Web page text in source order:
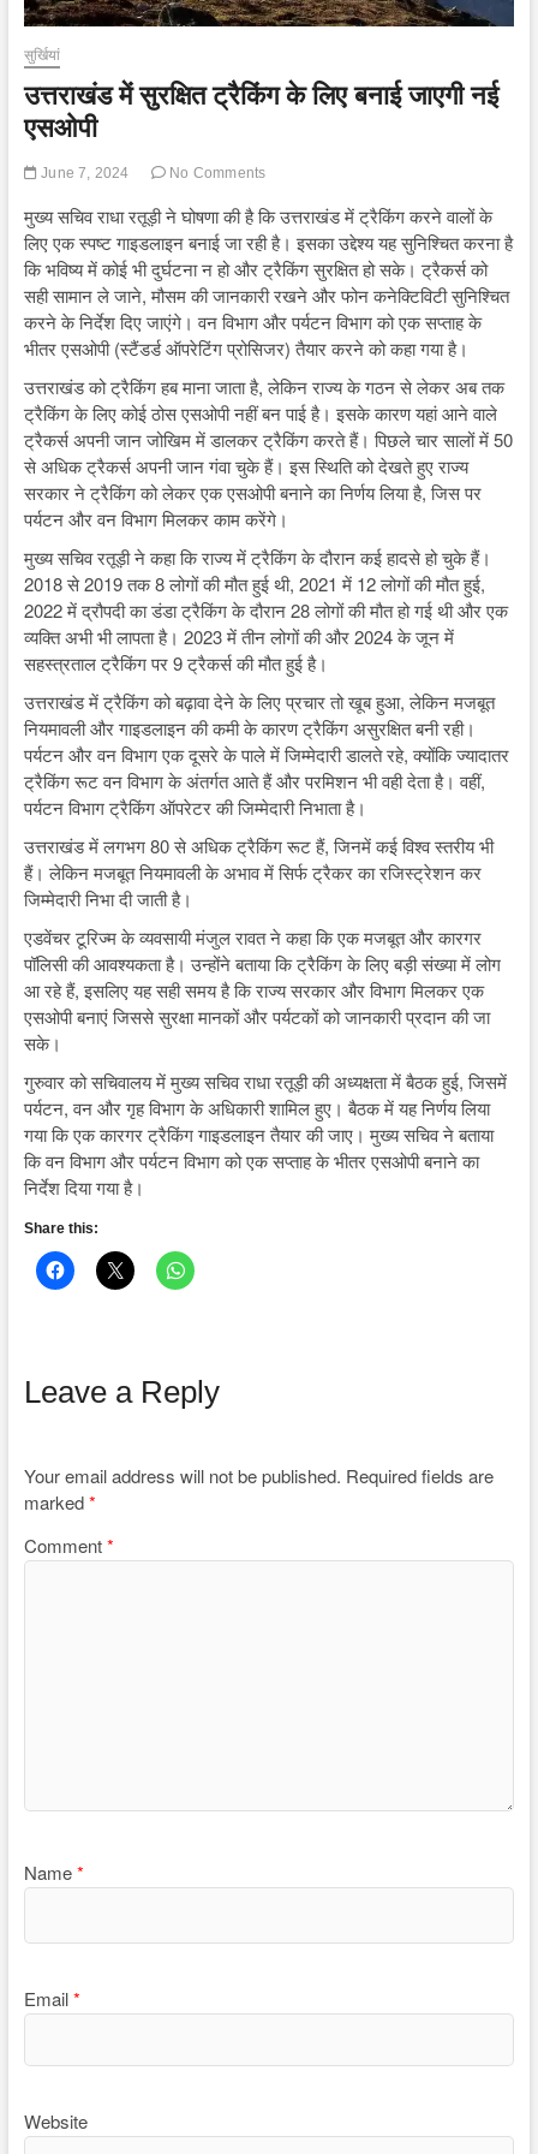
सुर्खियां
उत्तराखंड में सुरक्षित ट्रैकिंग के लिए बनाई जाएगी नई
एसओपी
June 7, 2024 No Comments
मुख्य सचिव राधा रतूड़ी ने घोषणा की है कि उत्तराखंड में ट्रैकिंग करने वालों के
लिए एक स्पष्ट गाइडलाइन बनाई जा रही है। इसका उद्देश्य यह सुनिश्चित करना है
कि भविष्य में कोई भी दुर्घटना न हो और ट्रैकिंग सुरक्षित हो सके। ट्रैकर्स को
सही सामान ले जाने, मौसम की जानकारी रखने और फोन कनेक्टिविटी सुनिश्चित
करने के निर्देश दिए जाएंगे। वन विभाग और पर्यटन विभाग को एक सप्ताह के
भीतर एसओपी (स्टैंडर्ड ऑपरेटिंग प्रोसिजर) तैयार करने को कहा गया है।
उत्तराखंड को ट्रैकिंग हब माना जाता है, लेकिन राज्य के गठन से लेकर अब तक
ट्रैकिंग के लिए कोई ठोस एसओपी नहीं बन पाई है। इसके कारण यहां आने वाले
ट्रैकर्स अपनी जान जोखिम में डालकर ट्रैकिंग करते हैं। पिछले चार सालों में 50
से अधिक ट्रैकर्स अपनी जान गंवा चुके हैं। इस स्थिति को देखते हुए राज्य
सरकार ने ट्रैकिंग को लेकर एक एसओपी बनाने का निर्णय लिया है, जिस पर
पर्यटन और वन विभाग मिलकर काम करेंगे।
मुख्य सचिव रतूड़ी ने कहा कि राज्य में ट्रैकिंग के दौरान कई हादसे हो चुके हैं।
2018 से 2019 तक 8 लोगों की मौत हुई थी, 2021 में 12 लोगों की मौत हुई,
2022 में द्रौपदी का डंडा ट्रैकिंग के दौरान 28 लोगों की मौत हो गई थी और एक
व्यक्ति अभी भी लापता है। 2023 में तीन लोगों की और 2024 के जून में
सहस्त्रताल ट्रैकिंग पर 9 ट्रैकर्स की मौत हुई है।
उत्तराखंड में ट्रैकिंग को बढ़ावा देने के लिए प्रचार तो खूब हुआ, लेकिन मजबूत
नियमावली और गाइडलाइन की कमी के कारण ट्रैकिंग असुरक्षित बनी रही।
पर्यटन और वन विभाग एक दूसरे के पाले में जिम्मेदारी डालते रहे, क्योंकि ज्यादातर
ट्रैकिंग रूट वन विभाग के अंतर्गत आते हैं और परमिशन भी वही देता है। वहीं,
पर्यटन विभाग ट्रैकिंग ऑपरेटर की जिम्मेदारी निभाता है।
उत्तराखंड में लगभग 80 से अधिक ट्रैकिंग रूट हैं, जिनमें कई विश्व स्तरीय भी
हैं। लेकिन मजबूत नियमावली के अभाव में सिर्फ ट्रैकर का रजिस्ट्रेशन कर
जिम्मेदारी निभा दी जाती है।
एडवेंचर टूरिज्म के व्यवसायी मंजुल रावत ने कहा कि एक मजबूत और कारगर
पॉलिसी की आवश्यकता है। उन्होंने बताया कि ट्रैकिंग के लिए बड़ी संख्या में लोग
आ रहे हैं, इसलिए यह सही समय है कि राज्य सरकार और विभाग मिलकर एक
एसओपी बनाएं जिससे सुरक्षा मानकों और पर्यटकों को जानकारी प्रदान की जा
सके।
गुरुवार को सचिवालय में मुख्य सचिव राधा रतूड़ी की अध्यक्षता में बैठक हुई, जिसमें
पर्यटन, वन और गृह विभाग के अधिकारी शामिल हुए। बैठक में यह निर्णय लिया
गया कि एक कारगर ट्रैकिंग गाइडलाइन तैयार की जाए। मुख्य सचिव ने बताया
कि वन विभाग और पर्यटन विभाग को एक सप्ताह के भीतर एसओपी बनाने का
निर्देश दिया गया है।
Share this:
Leave a Reply
Your email address will not be published. Required fields are
marked*
Comment*
Name*
Email*
Website